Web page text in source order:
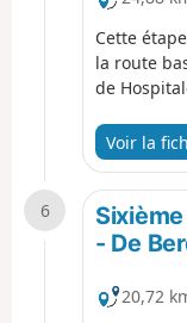
Cette
la route
de
haute est
plus basse
km). On
elle
de bitume.
Voir la
6
- De
20,72